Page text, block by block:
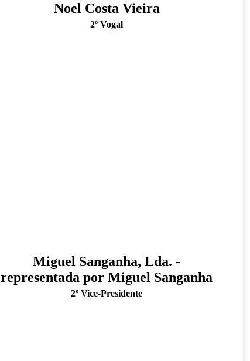
Noel Costa Vieira
2º Vogal
Miguel Sanganha, Lda. -
representada por Miguel Sanganha
2º Vice-Presidente